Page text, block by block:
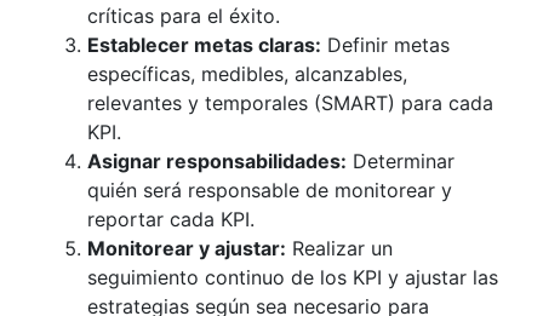
críticas para el éxito.
Establecer metas claras: Definir metas
específicas, medibles, alcanzables,
relevantes y temporales (SMART) para cada
KPI.
Asignar responsabilidades: Determinar
quién será responsable de monitorear y
reportar cada KPI.
Monitorear y ajustar: Realizar un
seguimiento continuo de los KPI y ajustar las
estrategias según sea necesario para